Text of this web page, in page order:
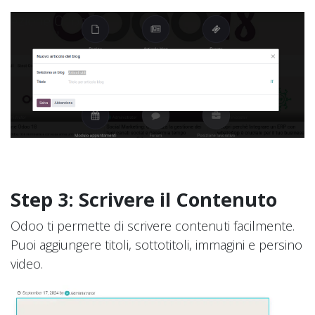
Step 3: Scrivere il Contenuto
Odoo ti permette di scrivere contenuti facilmente.
Puoi aggiungere titoli, sottotitoli, immagini e persino
video.